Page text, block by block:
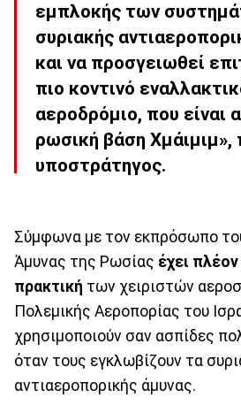
εμπλοκής των
συριακής
και να προσγειωθεί
πιο κοντινό
αεροδρόμιο, που είναι
ρωσική βάση
υποστράτηγος.
Σύμφωνα με τον εκπρόσωπο
Άμυνας της Ρωσίας έχει πλέον
πρακτική των χειριστών
Πολεμικής Αεροπορίας του
χρησιμοποιούν σαν ασπίδες
όταν τους εγκλωβίζουν τα
αντιαεροπορικής άμυνας.